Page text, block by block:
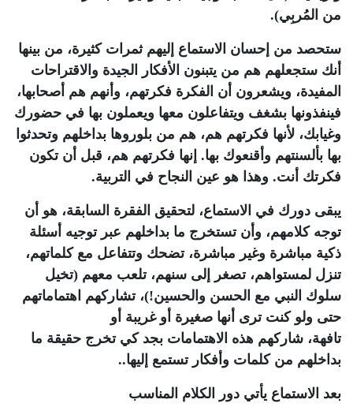
من المُربِي).
ستحصد من إحسان الاستماع إليهم ثمرات كثيرة، من بينها
أنك ستجعلهم هم من يتبنون الأفكار الجيدة والاقتراحات
المفيدة، ويشعرون أن الفكرة فكرتهم، وأنهم هم أصحابها،
فينفذونها بشغف ويتفاعلون معها ويعملون بها في حضورك
وغيابك، لأنها فكرتهم هم، هم من بلوروها بداخلهم وتحدثوا
بها بألسنتهم وأقنعوك بها. إنها فكرتهم هم، قبل أن تكون
فكرتك أنت. وهذا هو عين النجاح في التربية.
يبقى دورك في الاستماع، لتحقيق الفقرة السابقة، هو أن
توجه كلامهم، وأن تستخرج ما بداخلهم عبر توجيه أسئلة
ذكية مباشرة وغير مباشرة، تضحك وتتفاعل مع كلماتهم،
تنزل لمستواهم، تصغر إلى سنهم، تلعب معهم (تخيل
سلوك النبي مع الحسن والحسين!)، تشاركهم اهتماماتهم
حتى ولو كنت ترى أنها صغيرة أو غريبة أو
تافهة، شاركهم هذه الاهتمامات بجد كي تخرج حقيقة ما
بداخلهم من كلمات وأفكار تستمع إليها..
بعد الاستماع يأتي دور الكلام المناسب